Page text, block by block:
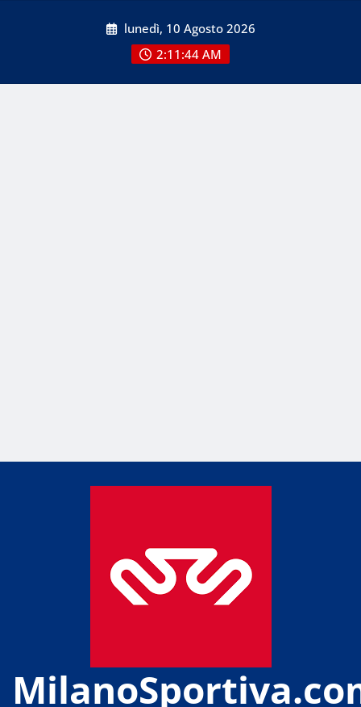
lunedì, 10 Agosto 2026
2:11:44 AM